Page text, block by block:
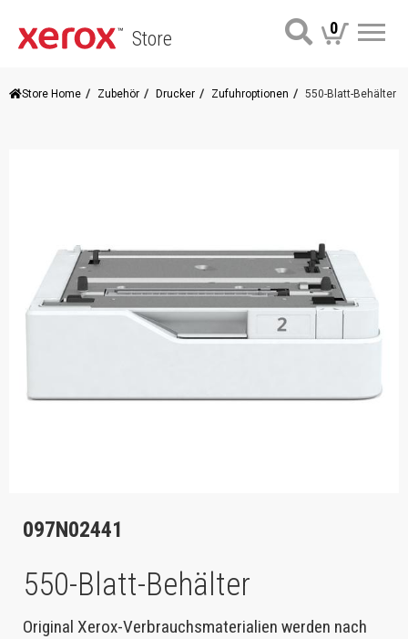
Store 0
Store Home Zubehör Drucker Zufuhroptionen 550-Blatt-Behälter
097N02441
550-Blatt-Behälter
Original Xerox-Verbrauchsmaterialien werden nach